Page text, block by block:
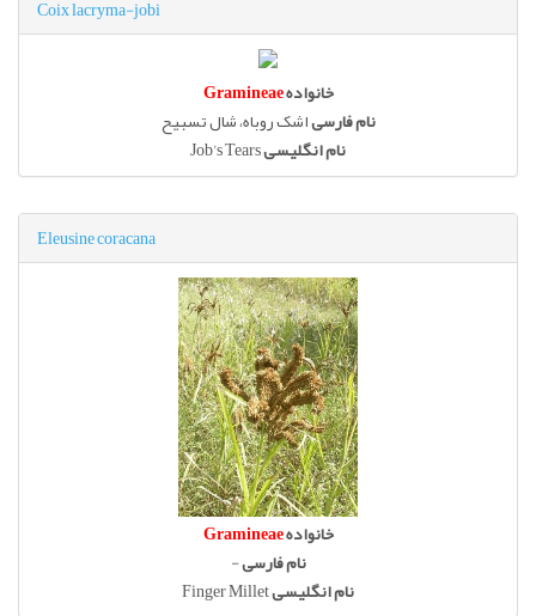
Coix lacryma-jobi
خانوادهGramineae
نام فارسیاشک روباه، شال تسبیح
نام انگلیسیJob's Tears
Eleusine coracana
خانوادهGramineae
نام فارسی-
نام انگلیسیFinger Millet